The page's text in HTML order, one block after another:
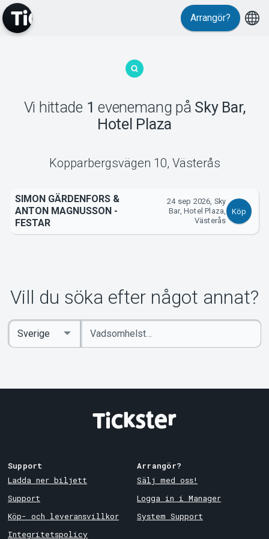
MyTickster
Support
Om Tickster
Arrangör?
Vi hittade 1 evenemang på Sky Bar,
Hotel Plaza
Kopparbergsvägen 10, Västerås
SIMON GÄRDENFORS &
ANTON MAGNUSSON -
FESTAR
24 sep 2026, Sky
Bar, Hotel Plaza,
Västerås
Köp
Vill du söka efter något annat?
Ange
sökord
Select
Country
Support
Ladda ner biljett
Support
Köp- och leveransvillkor
Integritetspolicy
Arrangör?
Sälj med oss!
Logga in i Manager
System Support